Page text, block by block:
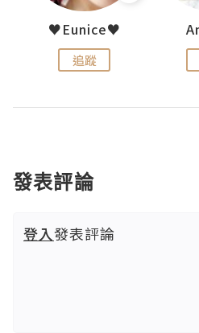
♥Eunice♥
追蹤
發表評論
登入發表評論